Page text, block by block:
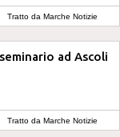
Tratto da Marche Notizie
ad Ascoli
Tratto da Marche Notizie